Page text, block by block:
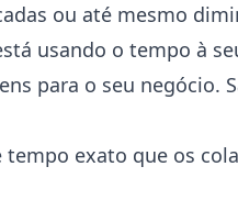
ou até mesmo
usando o tempo à
para o seu negócio.
exato que os